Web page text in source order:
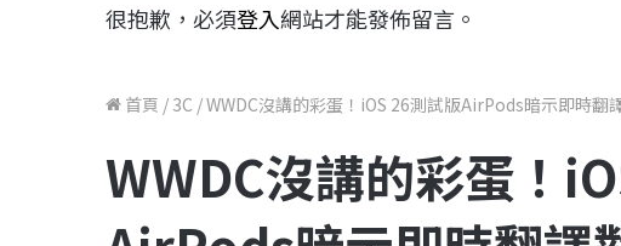
很抱歉，必須登入網站才能發佈留言。